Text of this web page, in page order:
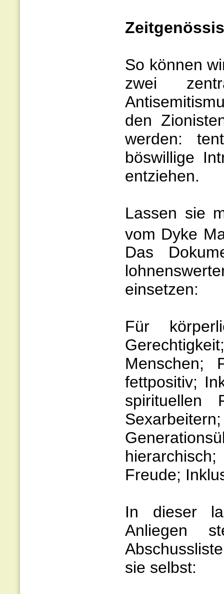
So können
zwei
den
werden:
böswillige
entziehen.
Lassen sie
vom Dyke
Das
einsetzen:
Für
Menschen;
fettpositiv;
spirituellen
Freude;
In dieser
Anliegen
sie selbst: